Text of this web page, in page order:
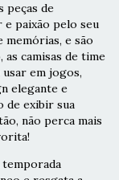
peças de
e paixão pelo seu
e são
as camisas de time
em jogos,
elegante e
de exibir sua
não perca mais
temporada